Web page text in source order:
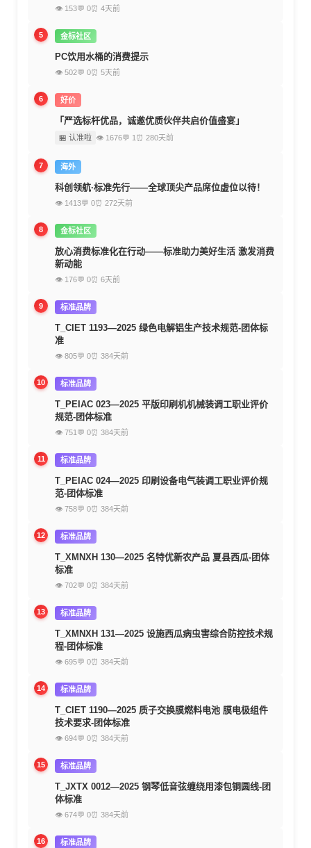
👁 153💬 0⏰ 4天前
5 金标社区
PC饮用水桶的消费提示
👁 502💬 0⏰ 5天前
6 好价
「严选标杆优品，诚邀优质伙伴共启价值盛宴」
🏪 认准啦 👁 1676💬 1 ⏰ 280天前
7 海外
科创领航·标准先行——全球顶尖产品席位虚位以待！
👁 1413💬 0⏰ 272天前
8 金标社区
放心消费标准化在行动——标准助力美好生活 激发消费
新动能
👁 176💬 0⏰ 6天前
9 标准品牌
T_CIET 1193—2025 绿色电解铝生产技术规范-团体标
准
👁 805💬 0⏰ 384天前
10 标准品牌
T_PEIAC 023—2025 平版印刷机机械装调工职业评价
规范-团体标准
👁 751 💬 0⏰ 384天前
11 标准品牌
T_PEIAC 024—2025 印刷设备电气装调工职业评价规
范-团体标准
👁 758💬 0⏰ 384天前
12 标准品牌
T_XMNXH 130—2025 名特优新农产品 夏县西瓜-团体
标准
👁 702💬 0⏰ 384天前
13 标准品牌
T_XMNXH 131—2025 设施西瓜病虫害综合防控技术规
程-团体标准
👁 695💬 0⏰ 384天前
14 标准品牌
T_CIET 1190—2025 质子交换膜燃料电池 膜电极组件
技术要求-团体标准
👁 694💬 0⏰ 384天前
15 标准品牌
T_JXTX 0012—2025 钢琴低音弦缠绕用漆包铜圆线-团
体标准
👁 674💬 0⏰ 384天前
16 标准品牌